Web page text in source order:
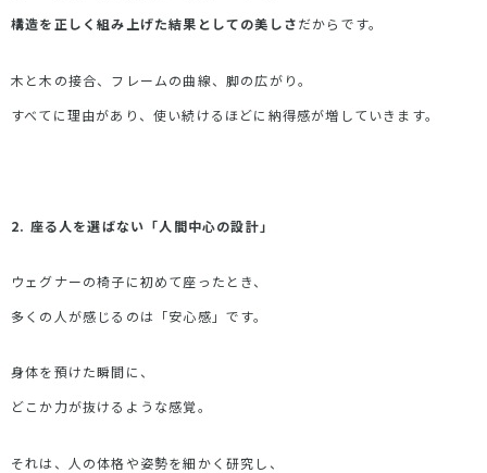
構造を正しく組み上げた結果としての美しさだからです。
木と木の接合、フレームの曲線、脚の広がり。
すべてに理由があり、使い続けるほどに納得感が増していきます。
2. 座る人を選ばない「人間中心の設計」
ウェグナーの椅子に初めて座ったとき、
多くの人が感じるのは「安心感」です。
身体を預けた瞬間に、
どこか力が抜けるような感覚。
それは、人の体格や姿勢を細かく研究し、